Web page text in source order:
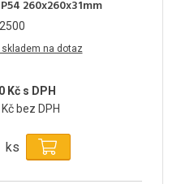
260x260x31mm
skladem na dotaz
Kč s DPH
bez DPH
ks